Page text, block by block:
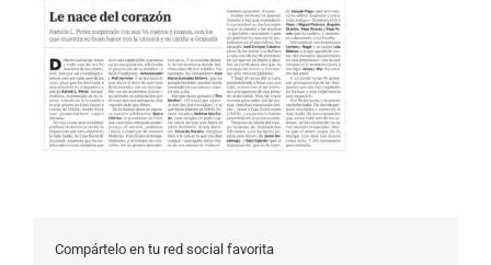
Compártelo en tu red social favorita